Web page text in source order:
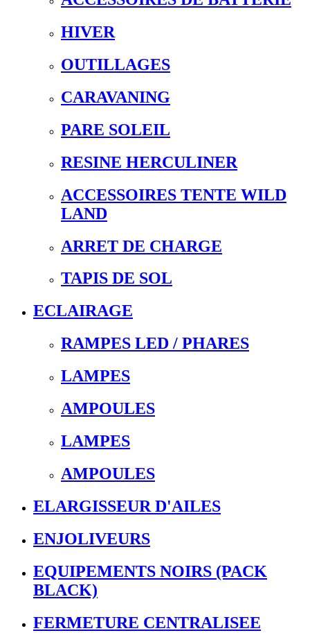
HIVER
OUTILLAGES
CARAVANING
PARE SOLEIL
RESINE HERCULINER
ACCESSOIRES TENTE WILD
LAND
ARRET DE CHARGE
TAPIS DE SOL
ECLAIRAGE
RAMPES LED / PHARES
LAMPES
AMPOULES
LAMPES
AMPOULES
ELARGISSEUR D'AILES
ENJOLIVEURS
EQUIPEMENTS NOIRS (PACK
BLACK)
FERMETURE CENTRALISEE